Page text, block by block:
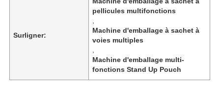
À propos de nous
Surligner:
pellicules multifonctions
Machine d'emballage à sachet à
voies multiples
Machine d'emballage multi-
fonctions Stand Up Pouch